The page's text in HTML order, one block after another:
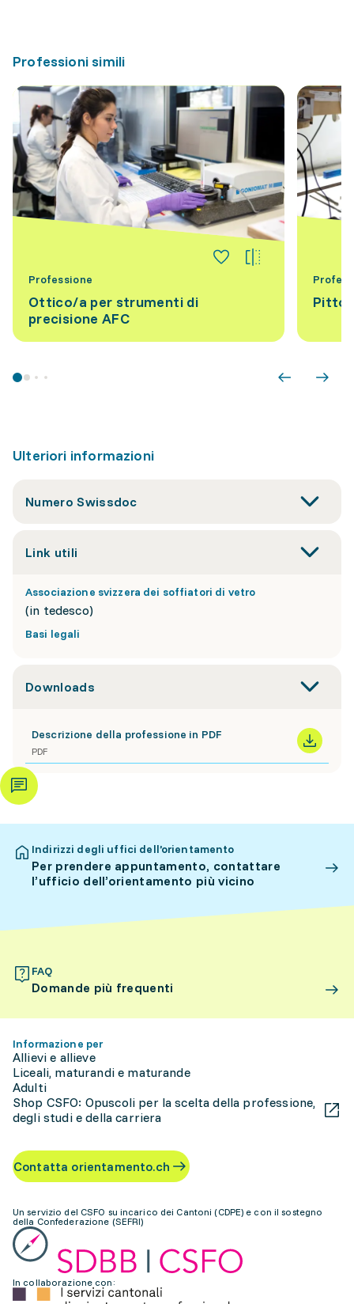
Professioni simili
Professione
Ottico/a per strumenti di
precisione AFC
Ulteriori informazioni
Numero Swissdoc
Link utili
Associazione svizzera dei soffiatori di vetro
(in tedesco)
Basi legali
Downloads
Descrizione della professione in PDF
PDF
Indirizzi degli uffici dell’orientamento
Per prendere appuntamento, contattare
l’ufficio dell’orientamento più vicino
FAQ
Domande più frequenti
Informazione per
Allievi e allieve
Liceali, maturandi e maturande
Adulti
Shop CSFO: Opuscoli per la scelta della professione,
degli studi e della carriera
Contatta orientamento.ch
Un servizio del CSFO su incarico dei Cantoni (CDPE) e con il sostegno
della Confederazione (SEFRI)
In collaborazione con: